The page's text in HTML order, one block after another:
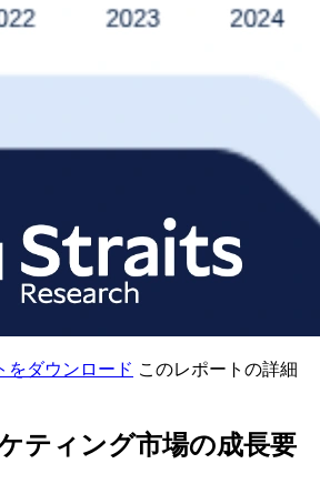
をダウンロード このレポートの詳細
ティング市場の成長要